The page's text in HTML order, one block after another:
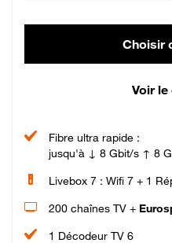
Choisir
Voir
Fibre ultra rapide :
jusqu'à ↓ 8 Gbit/s ↑ 8
Livebox 7 : Wifi 7 + 1
200 chaînes TV +
1 Décodeur TV 6